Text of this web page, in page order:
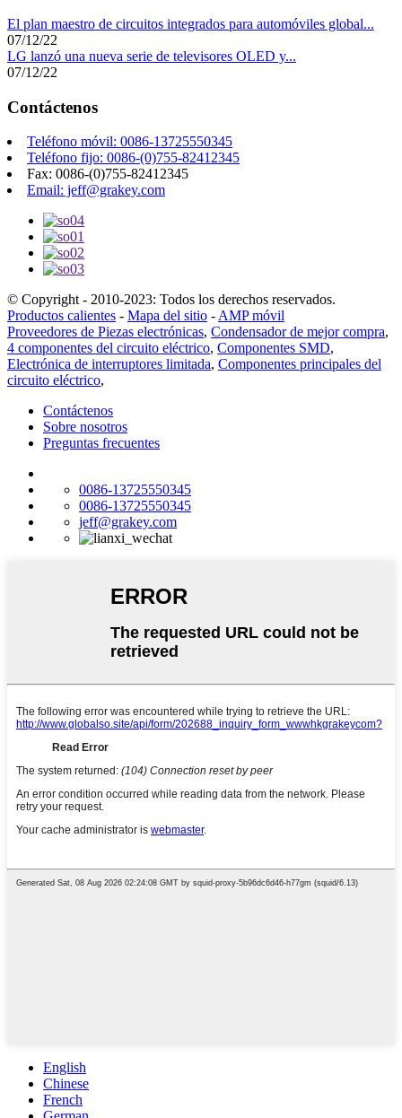
El plan maestro de circuitos integrados para automóviles global...
07/12/22
LG lanzó una nueva serie de televisores OLED y...
07/12/22
Contáctenos
Teléfono móvil: 0086-13725550345
Teléfono fijo: 0086-(0)755-82412345
Fax: 0086-(0)755-82412345
Email: jeff@grakey.com
© Copyright - 2010-2023: Todos los derechos reservados.
Productos calientes - Mapa del sitio - AMP móvil
Proveedores de Piezas electrónicas, Condensador de mejor compra,
4 componentes del circuito eléctrico, Componentes SMD,
Electrónica de interruptores limitada, Componentes principales del
circuito eléctrico,
Contáctenos
Sobre nosotros
Preguntas frecuentes
0086-13725550345
0086-13725550345
jeff@grakey.com
English
Chinese
French